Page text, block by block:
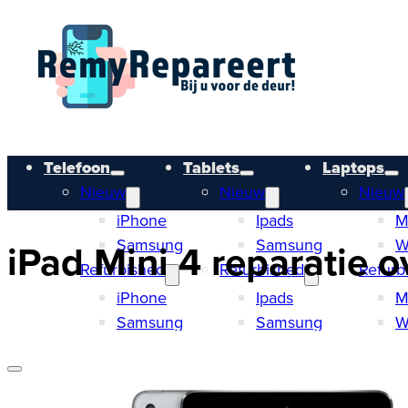
Telefoon
Nieuw
iPhone
Samsung
Refurbished
iPhone
Samsung
Tablets
Nieuw
Ipads
Samsung
Refurbished
Ipads
Samsung
Laptops
Nieuw
iPad Mini 4 reparatie